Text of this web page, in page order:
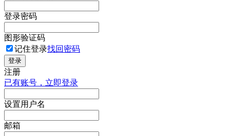
登录密码
图形验证码
记住登录找回密码
登录
注册
已有账号，立即登录
设置用户名
邮箱